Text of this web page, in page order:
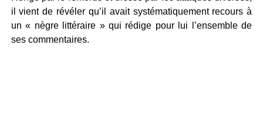
il vient de révéler qu’il avait systématiquement recours à
un « nègre littéraire » qui rédige pour lui l’ensemble de
ses commentaires.